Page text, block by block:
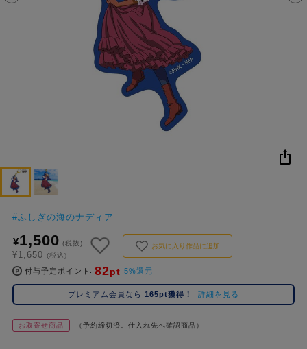
コ
レ
イ
ズ
注
#ふしぎの海のナディア
¥1,500 (税抜)
¥1,650 (税込)
お気に入り作品に追加
付与予定ポイント 82pt 5%還元
プレミアム会員なら 165pt獲得！ 詳細を見る
お取寄せ商品 （予約締切済。仕入れ先へ確認商品）